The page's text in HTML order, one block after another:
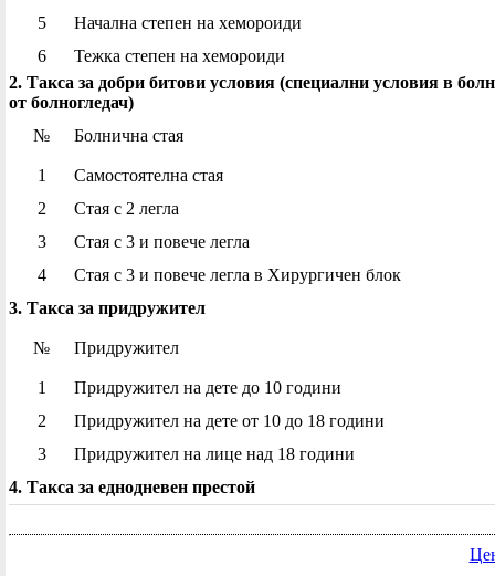
5
Начална степен на хемороиди
6
Тежка степен на хемороиди
2. Такса за добри битови условия (специални условия в
от болногледач)
№
Болнична стая
1
Самостоятелна стая
2
Стая с 2 легла
3
Стая с 3 и повече легла
4
Стая с 3 и повече легла в Хирургичен блок
3. Такса за придружител
№ Придружител
1
Придружител на дете до 10 години
2
Придружител на дете от 10 до 18 години
3
Придружител на лице над 18 години
4. Такса за еднодневен престой